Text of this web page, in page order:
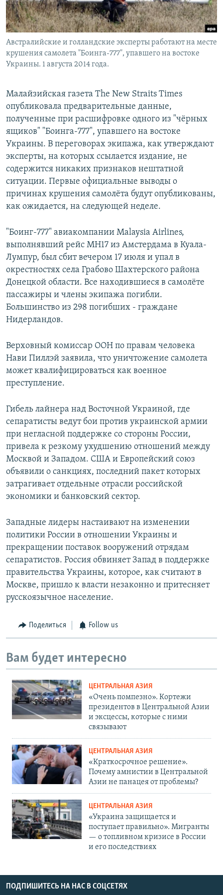
Австралийские и голландские эксперты работают на месте
крушения самолета "Боинга-777", упавшего на востоке
Украины. 1 августа 2014 года.
Малайзийская газета The New Straits Times
опубликовала предварительные данные,
полученные при расшифровке одного из "чёрных
ящиков" "Боинга-777", упавшего на востоке
Украины. В переговорах экипажа, как утверждают
эксперты, на которых ссылается издание, не
содержится никаких признаков нештатной
ситуации. Первые официальные выводы о
причинах крушения самолёта будут опубликованы,
как ожидается, на следующей неделе.
"Боинг-777" авиакомпании Malaysia Airlines,
выполнявший рейс MH17 из Амстердама в Куала-
Лумпур, был сбит вечером 17 июля и упал в
окрестностях села Грабово Шахтерского района
Донецкой области. Все находившиеся в самолёте
пассажиры и члены экипажа погибли.
Большинство из 298 погибших - граждане
Нидерландов.
Верховный комиссар ООН по правам человека
Нави Пиллэй заявила, что уничтожение самолета
может квалифицироваться как военное
преступление.
Гибель лайнера над Восточной Украиной, где
сепаратисты ведут бои против украинской армии
при негласной поддержке со стороны России,
привела к резкому ухудшению отношений между
Москвой и Западом. США и Европейский союз
объявили о санкциях, последний пакет которых
затрагивает отдельные отрасли российской
экономики и банковский сектор.
Западные лидеры настаивают на изменении
политики России в отношении Украины и
прекращении поставок вооружений отрядам
сепаратистов. Россия обвиняет Запад в поддержке
правительства Украины, которое, как считают в
Москве, пришло к власти незаконно и притесняет
русскоязычное население.
Поделиться Follow us
Вам будет интересно
ЦЕНТРАЛЬНАЯ АЗИЯ
«Очень помпезно». Кортежи
президентов в Центральной Азии
и эксцессы, которые с ними
связывают
ЦЕНТРАЛЬНАЯ АЗИЯ
«Краткосрочное решение».
Почему амнистии в Центральной
Азии не панацея от проблемы?
ЦЕНТРАЛЬНАЯ АЗИЯ
«Украина защищается и
поступает правильно». Мигранты
— о топливном кризисе в России
и его последствиях
ПОДПИШИТЕСЬ НА НАС В СОЦСЕТЯХ